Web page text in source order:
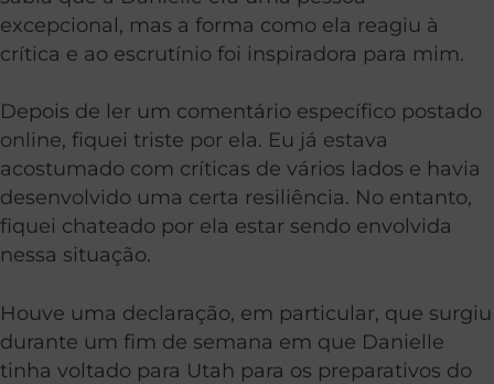
excepcional, mas a forma como ela reagiu à
crítica e ao escrutínio foi inspiradora para mim.
Depois de ler um comentário específico postado
online, fiquei triste por ela. Eu já estava
acostumado com críticas de vários lados e havia
desenvolvido uma certa resiliência. No entanto,
fiquei chateado por ela estar sendo envolvida
nessa situação.
Houve uma declaração, em particular, que surgiu
durante um fim de semana em que Danielle
tinha voltado para Utah para os preparativos do